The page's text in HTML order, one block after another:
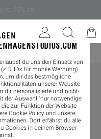
du uns den Einsatz von
IDs für mobile Werbung).
um dir das bestmögliche
unserer Website
dir personalisierte und nicht-
der Auswahl "nur notwendige
zur Funktion der Website
Cookie Policy und unsere
Dort erfährst du alle
Cookies in deinem Browser